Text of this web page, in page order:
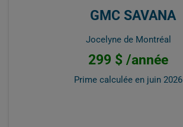
GMC SAVANA
Jocelyne de Montréal
299 $ /année
Prime calculée en juin 2026